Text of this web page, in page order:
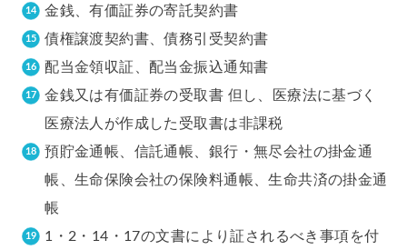
金銭、有価証券の寄託契約書
債権譲渡契約書、債務引受契約書
配当金領収証、配当金振込通知書
金銭又は有価証券の受取書 但し、医療法に基づく
医療法人が作成した受取書は非課税
預貯金通帳、信託通帳、銀行・無尽会社の掛金通
帳、生命保険会社の保険料通帳、生命共済の掛金通
帳
1・2・14・17の文書により証されるべき事項を付